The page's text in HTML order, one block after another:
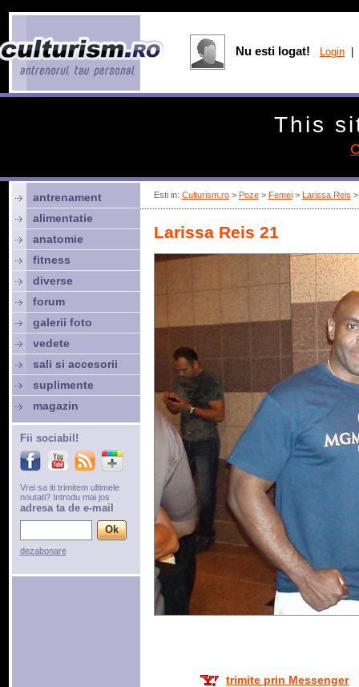
Esti in: Culturism.ro> Poze> Femei> Larissa Reis
Larissa Reis 21
trimite prin Messenger
antrenament
alimentatie
anatomie
fitness
diverse
forum
galerii foto
vedete
sali si accesorii
suplimente
magazin
Fii sociabil!
Vrei sa iti trimitem ultimele
noutati? Introdu mai jos
adresa ta de e-mail
dezabonare
Nu esti logat! Login
This